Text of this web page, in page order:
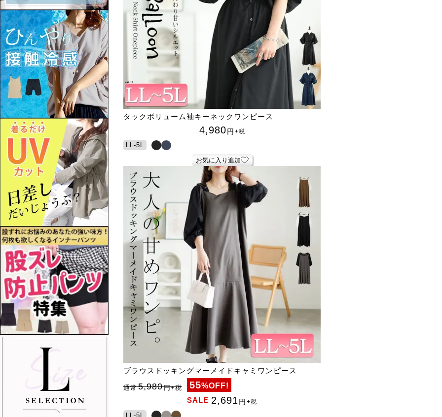
タックボリューム袖キーネックワンピース
4,980円 +税
LL-5L
お気に入り追加
ブラウスドッキングマーメイドキャミワンピース
通常5,980円+税 55%OFF!
SALE 2,691円 +税
LL-5L